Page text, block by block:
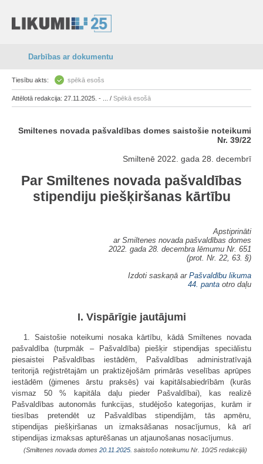
Darbības ar dokumentu
Tiesību akts: spēkā esošs
Attēlotā redakcija: 27.11.2025. - ... / Spēkā esošā
Smiltenes novada pašvaldības domes saistošie noteikumi
Nr. 39/22
Smiltenē 2022. gada 28. decembrī
Par Smiltenes novada pašvaldības
stipendiju piešķiršanas kārtību
Apstiprināti
ar Smiltenes novada pašvaldības domes
2022. gada 28. decembra lēmumu Nr. 651
(prot. Nr. 22, 63. §)
Izdoti saskaņā ar Pašvaldību likuma
44. panta otro daļu
I. Vispārīgie jautājumi
1. Saistošie noteikumi nosaka kārtību, kādā Smiltenes novada
pašvaldība (turpmāk – Pašvaldība) piešķir stipendijas speciālistu
piesaistei Pašvaldības iestādēm, Pašvaldības administratīvajā
teritorijā reģistrētajām un praktizējošām primārās veselības aprūpes
iestādēm (ģimenes ārstu praksēs) vai kapitālsabiedrībām (kurās
vismaz 50 % kapitāla daļu pieder Pašvaldībai), kas realizē
Pašvaldības autonomās funkcijas, studējošo kategorijas, kurām ir
tiesības pretendēt uz Pašvaldības stipendijām, tās apmēru,
stipendijas piešķiršanas un izmaksāšanas nosacījumus, kā arī
stipendijas izmaksas apturēšanas un atjaunošanas nosacījumus.
(Smiltenes novada domes 20.11.2025. saistošo noteikumu Nr. 10/25 redakcijā)